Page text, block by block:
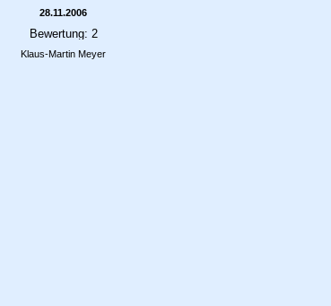
28.11.2006
Klaus-Martin Meyer